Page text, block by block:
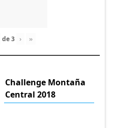
de3 › »
Challenge Montaña
Central 2018